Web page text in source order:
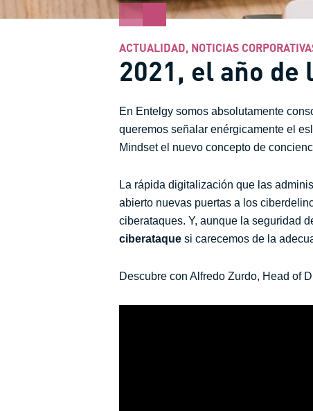
ACTUALIDAD, NOTICIAS
2021, el año de
En Entelgy somos absolutamente
queremos señalar enérgicamente el
Mindset el nuevo concepto de
La rápida digitalización que las
abierto nuevas puertas a los
ciberataques. Y, aunque la seguridad
ciberataque si carecemos de la
Descubre con Alfredo Zurdo, Head of